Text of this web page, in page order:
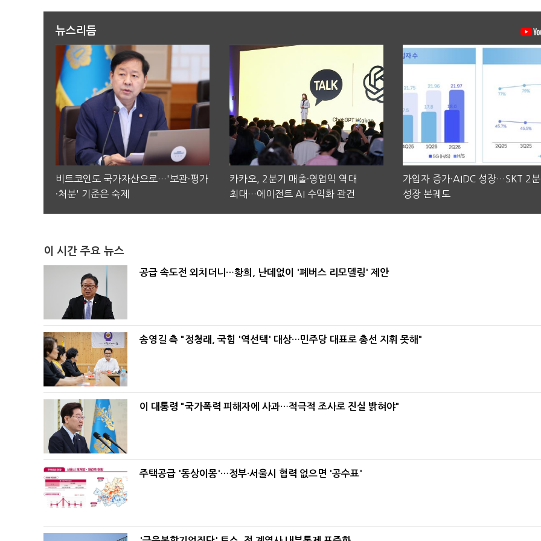
뉴스리듬
비트코인도 국가자산으로…'보관·평가
·처분' 기준은 숙제
카카오, 2분기 매출·영업익 역대
최대…에이전트 AI 수익화 관건
가입자 증가·AIDC 성장…SKT 2
성장 본궤도
이 시간 주요 뉴스
공급 속도전 외치더니…황희, 난데없이 '폐버스 리모델링' 제안
송영길 측 "정청래, 국힘 '역선택' 대상…민주당 대표로 총선 지휘 못해"
이 대통령 "국가폭력 피해자에 사과…적극적 조사로 진실 밝혀야"
주택공급 '동상이몽'…정부·서울시 협력 없으면 '공수표'